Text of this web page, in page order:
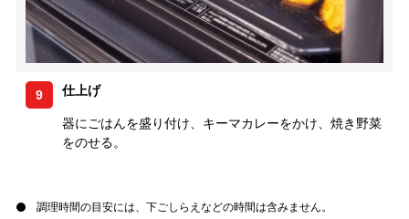
9 仕上げ
器にごはんを盛り付け、キーマカレーをかけ、焼き野菜
をのせる。
調理時間の目安には、下ごしらえなどの時間は含みません。